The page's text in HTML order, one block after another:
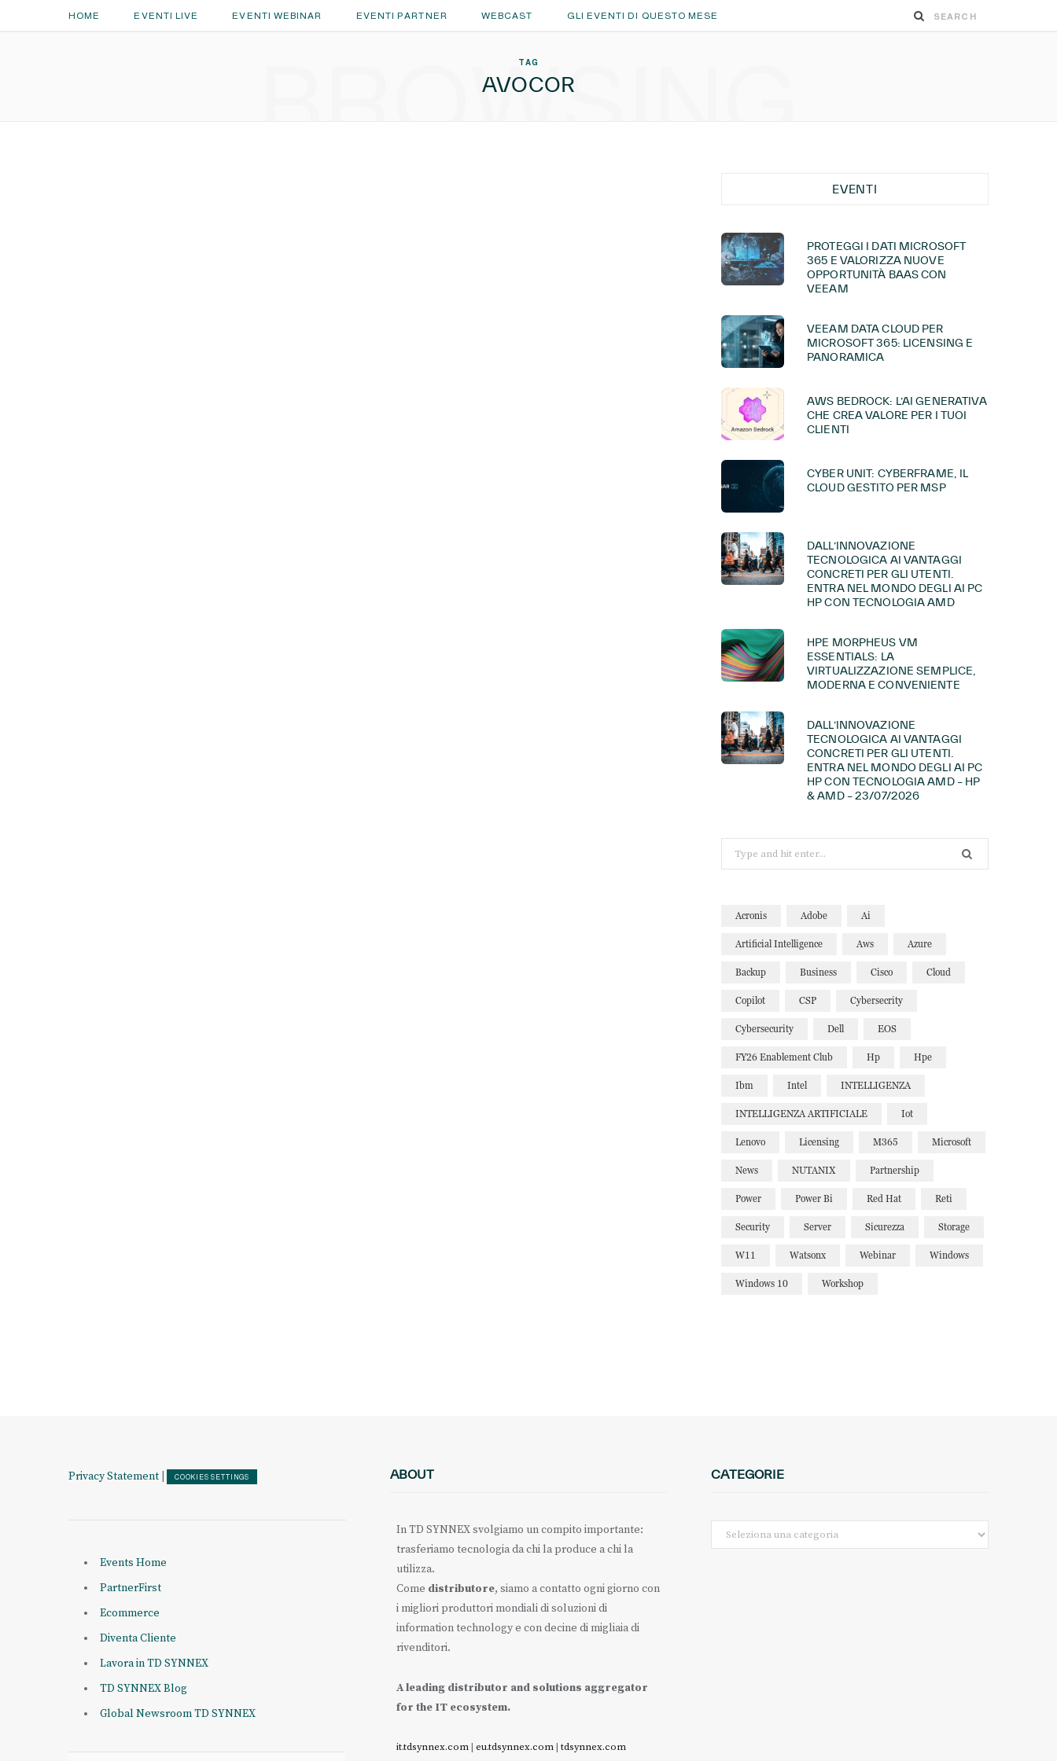
HOME EVENTI LIVE EVENTI WEBINAR EVENTI PARTNER WEBCAST GLI EVENTI DI QUESTO MESE
TAG
AVOCOR
BROWSING
EVENTI
PROTEGGI I DATI MICROSOFT
365 E VALORIZZA NUOVE
OPPORTUNITÀ BAAS CON
VEEAM
VEEAM DATA CLOUD PER
MICROSOFT 365: LICENSING E
PANORAMICA
AWS BEDROCK: L’AI GENERATIVA
CHE CREA VALORE PER I TUOI
CLIENTI
CYBER UNIT: CYBERFRAME, IL
CLOUD GESTITO PER MSP
DALL’INNOVAZIONE
TECNOLOGICA AI VANTAGGI
CONCRETI PER GLI UTENTI.
ENTRA NEL MONDO DEGLI AI PC
HP CON TECNOLOGIA AMD
HPE MORPHEUS VM
ESSENTIALS: LA
VIRTUALIZZAZIONE SEMPLICE,
MODERNA E CONVENIENTE
DALL’INNOVAZIONE
TECNOLOGICA AI VANTAGGI
CONCRETI PER GLI UTENTI.
ENTRA NEL MONDO DEGLI AI PC
HP CON TECNOLOGIA AMD – HP
& AMD – 23/07/2026
for:
Acronis Adobe Ai
Artificial Intelligence Aws Azure
Backup Business Cisco Cloud
Copilot CSP Cybersecrity
Cybersecurity Dell EOS
FY26 Enablement Club Hp Hpe
Ibm Intel INTELLIGENZA
INTELLIGENZA ARTIFICIALE Iot
Lenovo Licensing M365 Microsoft
News NUTANIX Partnership
Power Power Bi Red Hat Reti
Security Server Sicurezza Storage
W11 Watsonx Webinar Windows
Windows 10 Workshop
Privacy Statement COOKIES SETTINGS
Events Home
PartnerFirst
Ecommerce
Diventa Cliente
Lavora in TD SYNNEX
TD SYNNEX Blog
Global Newsroom TD SYNNEX
ABOUT
In TD SYNNEX svolgiamo un compito importante:
trasferiamo tecnologia da chi la produce a chi la
utilizza.
Come distributore, siamo a contatto ogni giorno con
i migliori produttori mondiali di soluzioni di
information technology e con decine di migliaia di
rivenditori.
A leading distributor and solutions aggregator
for the IT ecosystem.
it.tdsynnex.com| eu.tdsynnex.com|tdsynnex.com
CATEGORIE
Categorie